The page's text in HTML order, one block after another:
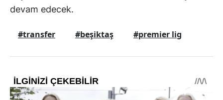
devam edecek.
#transfer #beşiktaş #premier lig